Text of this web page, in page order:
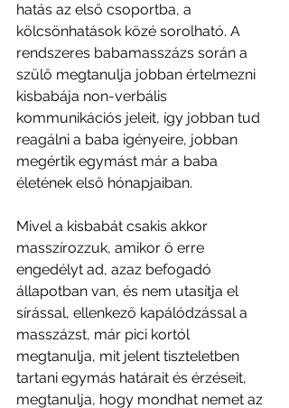
hatás az első csoportba, a
kölcsönhatások közé sorolható. A
rendszeres babamasszázs során a
szülő megtanulja jobban értelmezni
kisbabája non-verbális
kommunikációs jeleit, így jobban tud
reagálni a baba igényeire, jobban
megértik egymást már a baba
életének első hónapjaiban.
Mivel a kisbabát csakis akkor
masszírozzuk, amikor ő erre
engedélyt ad, azaz befogadó
állapotban van, és nem utasítja el
sírással, ellenkező kapálódzással a
masszázst, már pici kortól
megtanulja, mit jelent tiszteletben
tartani egymás határait és érzéseit,
megtanulja, hogy mondhat nemet az